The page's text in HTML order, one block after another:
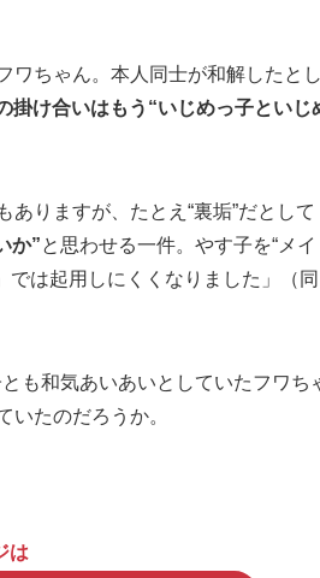
ワちゃん。本人同士が和解したと
掛け合いはもう“いじめっ子といじ
りますが、たとえ“裏垢”だとして
か”と思わせる一件。やす子を“メイ
は起用しにくくなりました」（同
も和気あいあいとしていたフワち
いたのだろうか。
は